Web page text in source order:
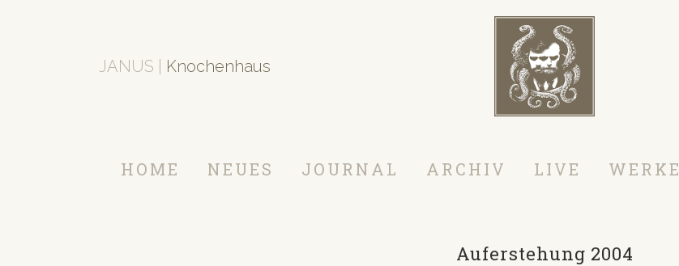
JANUS | Knochenhaus
HOME NEUES JOURNAL ARCHIV LIVE WERKE
Auferstehung 2004